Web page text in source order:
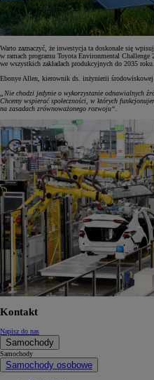
Warto zaznaczyć, że inwestycja ta doskonale się
w ramach programu Toyota Environmental Challenge
we wszystkich zakładach produkcyjnych do 2035 roku.
Ebonye Allen, kierownik ds. inżynierii
„Nie chodzi jedynie o wykorzystanie odnawialnych
Chcemy wspierać społeczności, w których
na zasadach zrównoważonego rozwoju“.
Kontakt
Napisz do nas
Samochody
Samochody
Samochody osobowe